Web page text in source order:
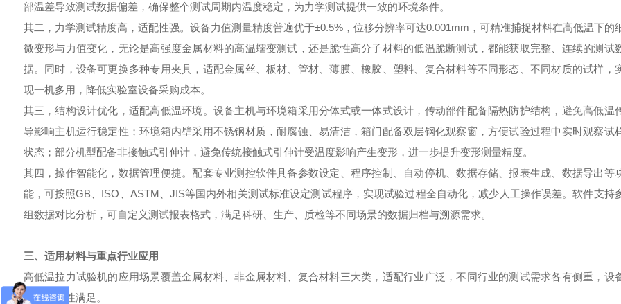
部温差导致测试数据偏差，确保整个测试周期内温度稳定，为力学测试提供一致的环境条件。
其二，力学测试精度高，适配性强。设备力值测量精度普遍优于±0.5%，位移分辨率可达0.001mm，可精准捕捉材料在高低温下的
微变形与力值变化，无论是高强度金属材料的高温蠕变测试，还是脆性高分子材料的低温脆断测试，都能获取完整、连续的测试
据。同时，设备可更换多种专用夹具，适配金属丝、板材、管材、薄膜、橡胶、塑料、复合材料等不同形态、不同材质的试样，
现一机多用，降低实验室设备采购成本。
其三，结构设计优化，适配高低温环境。设备主机与环境箱采用分体式或一体式设计，传动部件配备隔热防护结构，避免高低温
导影响主机运行稳定性；环境箱内壁采用不锈钢材质，耐腐蚀、易清洁，箱门配备双层钢化观察窗，方便试验过程中实时观察试
状态；部分机型配备非接触式引伸计，避免传统接触式引伸计受温度影响产生变形，进一步提升变形测量精度。
其四，操作智能化，数据管理便捷。配套专业测控软件具备参数设定、程序控制、自动停机、数据存储、报表生成、数据导出等
能，可按照GB、ISO、ASTM、JIS等国内外相关测试标准设定测试程序，实现试验过程全自动化，减少人工操作误差。软件支持
组数据对比分析，可自定义测试报表格式，满足科研、生产、质检等不同场景的数据归档与溯源需求。
三、适用材料与重点行业应用
高低温拉力试验机的应用场景覆盖金属材料、非金属材料、复合材料三大类，适配行业广泛，不同行业的测试需求各有侧重，设
均能针对性满足。